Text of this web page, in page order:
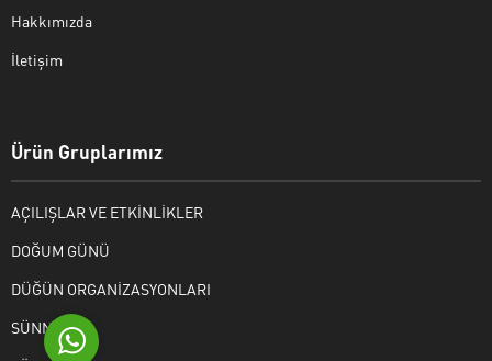
Hakkımızda
İletişim
Ürün Gruplarımız
AÇILIŞLAR VE ETKİNLİKLER
DOĞUM GÜNÜ
DÜĞÜN ORGANİZASYONLARI
SÜNNET